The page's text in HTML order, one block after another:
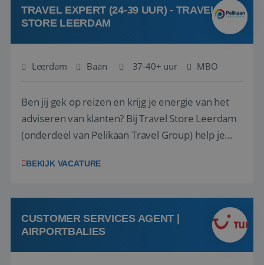
TRAVEL EXPERT (24-39 UUR) - TRAVEL
STORE LEERDAM
Leerdam Baan 37-40+ uur MBO
Ben jij gek op reizen en krijg je energie van het
adviseren van klanten? Bij Travel Store Leerdam
(onderdeel van Pelikaan Travel Group) help je
vinden. Samen maken we van elke reis een
hebt in de reisbranche of j...
BEKIJK VACATURE
CUSTOMER SERVICES AGENT |
AIRPORTBALIES